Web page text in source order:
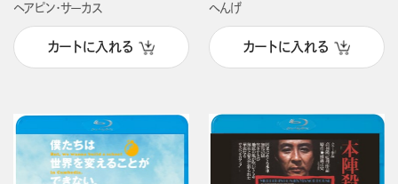
ヘアピン・サーカス
カートに入れる
へんげ
カートに入れる